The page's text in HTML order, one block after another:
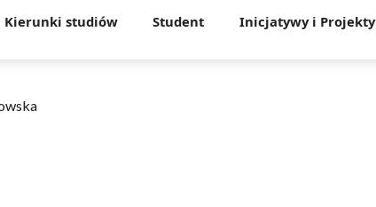
Kierunki studiów Student Inicjatywy i Projekty